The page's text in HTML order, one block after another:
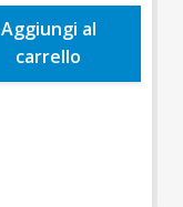
era:
2,50€.
è:
Aggiungi al
carrello